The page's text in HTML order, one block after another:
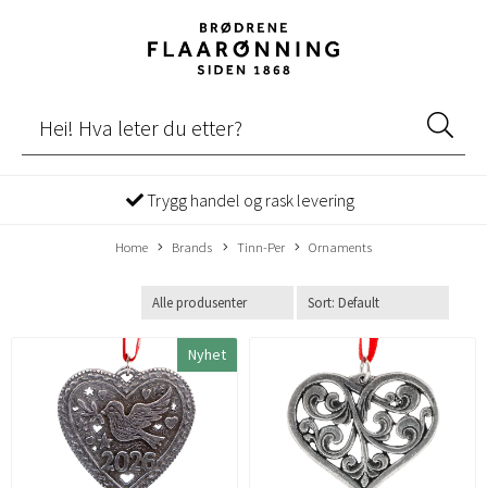
Trygg handel og rask levering
Home Brands Tinn-Per Ornaments
Nyhet